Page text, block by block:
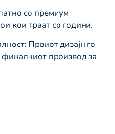
со премиум
кои траат со години.
Првиот дизајн го
финалниот производ за